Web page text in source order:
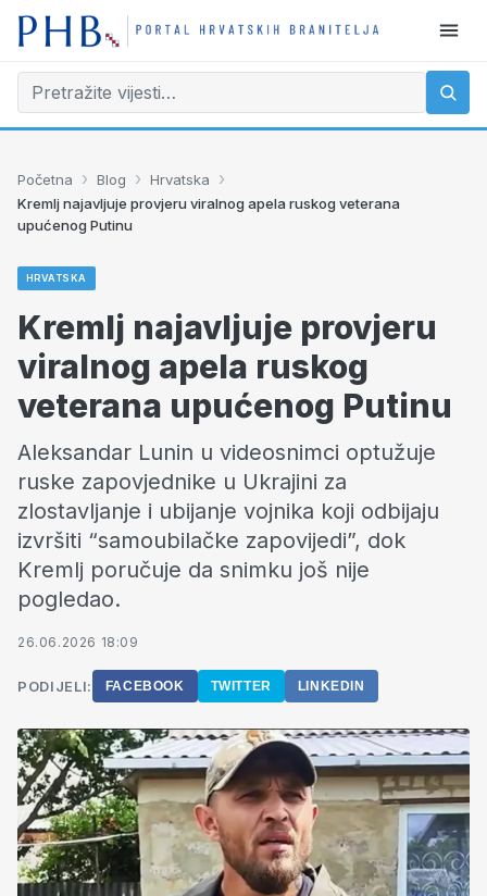
Početna › Blog › Hrvatska ›
Kremlj najavljuje provjeru viralnog apela ruskog veterana
upućenog Putinu
HRVATSKA
Kremlj najavljuje provjeru
viralnog apela ruskog
veterana upućenog Putinu
Aleksandar Lunin u videosnimci optužuje
ruske zapovjednike u Ukrajini za
zlostavljanje i ubijanje vojnika koji odbijaju
izvršiti “samoubilačke zapovijedi”, dok
Kremlj poručuje da snimku još nije
pogledao.
26.06.2026 18:09
PODIJELI: FACEBOOK TWITTER LINKEDIN